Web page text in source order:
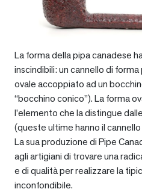
La forma della pipa canadese
inscindibili: un cannello di
ovale accoppiato ad un
“bocchino conico”). La forma
l’elemento che la distingue
(queste ultime hanno il
La sua produzione di Pipe
agli artigiani di trovare una
e di qualità per realizzare la
inconfondibile.